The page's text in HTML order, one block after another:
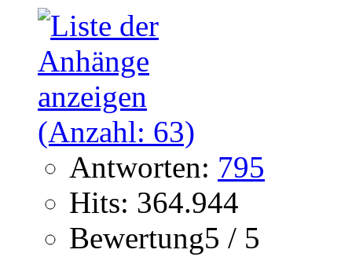
Antworten: 795
Hits: 364.944
Bewertung5 / 5